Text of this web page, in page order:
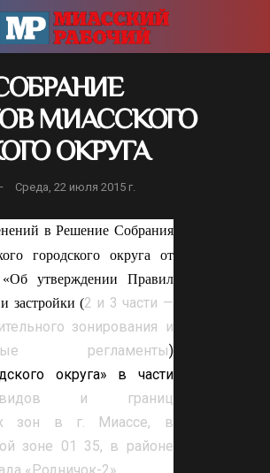
МИАССКОГО
ОКРУГА
Среда, 22 июля 2015 г.
в Решение Собрания
городского округа от
утверждении Правил
застройки (2 и 3 части —
зонирования и
регламенты)
округа» в части
видов и границ
зон в г. Миассе, в
зоне 01 35, в районе